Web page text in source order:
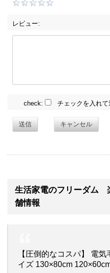
レビュー:
check: チェックを入れて
送信 キャンセル
生活家電のフリーダム
舗情報
【圧倒的なコスパ】 電
イズ 130×80cm